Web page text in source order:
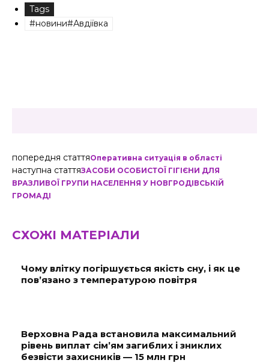
Tags
#новини#Авдіївка
попередня статтяОперативна ситуація в області
наступна статтяЗАСОБИ ОСОБИСТОЇ ГІГІЄНИ ДЛЯ
ВРАЗЛИВОЇ ГРУПИ НАСЕЛЕННЯ У НОВГРОДІВСЬКІЙ
ГРОМАДІ
СХОЖІ МАТЕРІАЛИ
Чому влітку погіршується якість сну, і як це
пов’язано з температурою повітря
Верховна Рада встановила максимальний
рівень виплат сім’ям загиблих і зниклих
безвісти захисників — 15 млн грн